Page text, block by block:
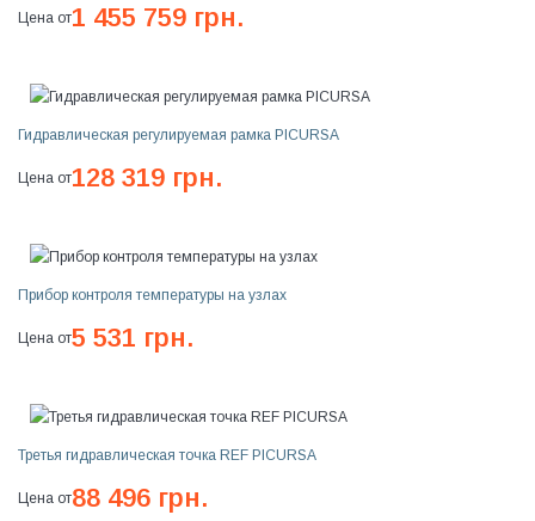
Цена от1 455 759 грн.
Гидравлическая регулируемая рамка PICURSA
Цена от128 319 грн.
Прибор контроля температуры на узлах
Цена от5 531 грн.
Третья гидравлическая точка REF PICURSA
Цена от88 496 грн.